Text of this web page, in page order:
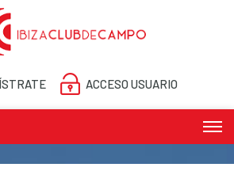
ACCESO USUARIO